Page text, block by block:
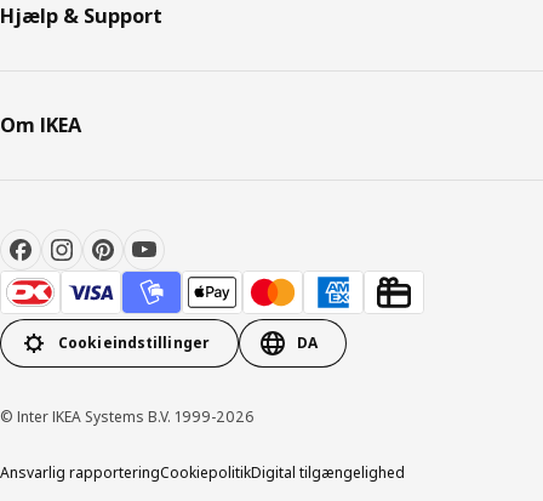
Hjælp & Support
Om IKEA
Cookieindstillinger DA
© Inter IKEA Systems B.V. 1999-2026
Ansvarlig rapporteringCookiepolitikDigital tilgængelighed